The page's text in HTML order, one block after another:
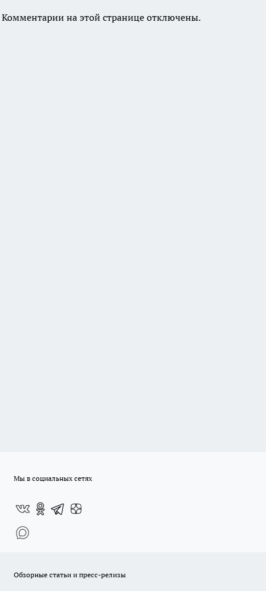
Комментарии на этой странице отключены.
Мы в социальных сетях
Обзорные статьи и пресс-релизы